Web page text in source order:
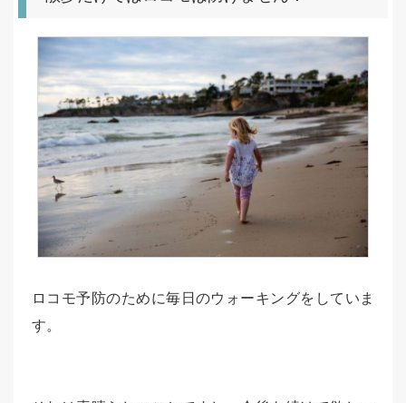
ロコモ予防のために毎日のウォーキングをしていま
す。